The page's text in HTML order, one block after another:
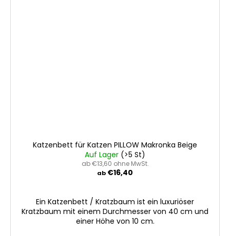
Katzenbett für Katzen PILLOW Makronka Beige
Auf Lager (>5 St)
ab €13,60 ohne MwSt.
ab €16,40
Ein Katzenbett / Kratzbaum ist ein luxuriöser
Kratzbaum mit einem Durchmesser von 40 cm und
einer Höhe von 10 cm.